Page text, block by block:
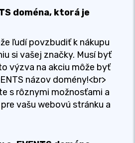
doména, ktorá je
ľudí povzbudiť k nákupu
si vašej značky. Musí byť
výzva na akciu môže byť
názov domény!<br>
s rôznymi možnosťami a
vašu webovú stránku a